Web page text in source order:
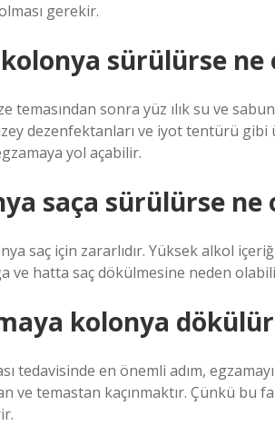
gerekir.
sürülürse ne
temasından sonra yüz ılık su ve
dezenfektanları ve iyot tentürü gibi
yol açabilir.
saça sürülürse ne
saç için zararlıdır. Yüksek alkol
ve hatta saç dökülmesine neden
kolonya
tedavisinde en önemli adım,
ve temastan kaçınmaktır. Çünkü